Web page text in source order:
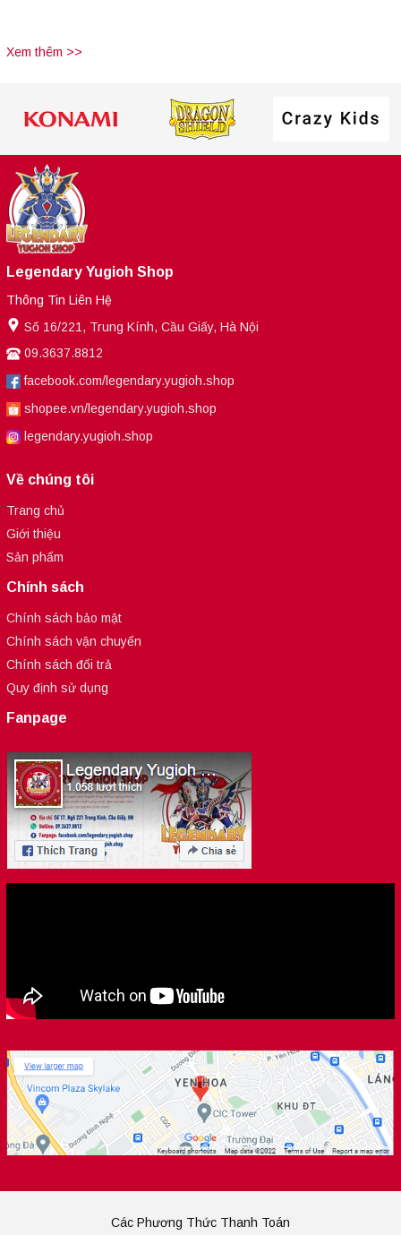
Xem thêm >>
Legendary Yugioh Shop
Thông Tin Liên Hệ
Số 16/221, Trung Kính, Cầu Giấy, Hà Nội
09.3637.8812
facebook.com/legendary.yugioh.shop
shopee.vn/legendary.yugioh.shop
legendary.yugioh.shop
Về chúng tôi
Trang chủ
Giới thiệu
Sản phẩm
Chính sách
Chính sách bảo mật
Chính sách vận chuyển
Chính sách đổi trả
Quy định sử dụng
Fanpage
Các Phương Thức Thanh Toán